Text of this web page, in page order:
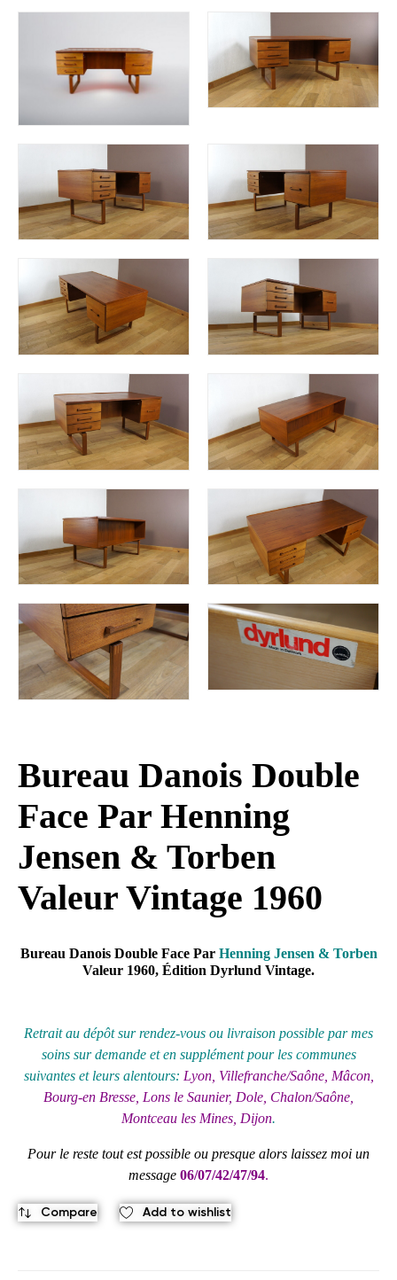
Bureau Danois Double
Face Par Henning
Jensen & Torben
Valeur Vintage 1960
Bureau Danois Double Face Par Henning Jensen & Torben
Valeur 1960, Édition Dyrlund Vintage.
Retrait au dépôtsur rendez-vous ou livraison possible par mes
soins sur demande et en supplément pour les communes
suivantes et leurs alentours: Lyon, Villefranche/Saône, Mâcon,
Bourg-en Bresse, Lons le Saunier, Dole, Chalon/Saône,
Montceau les Mines, Dijon.
Pour le reste tout est possible ou presque alors laissez moi un
message 06/07/42/47/94.
Compare Add to wishlist